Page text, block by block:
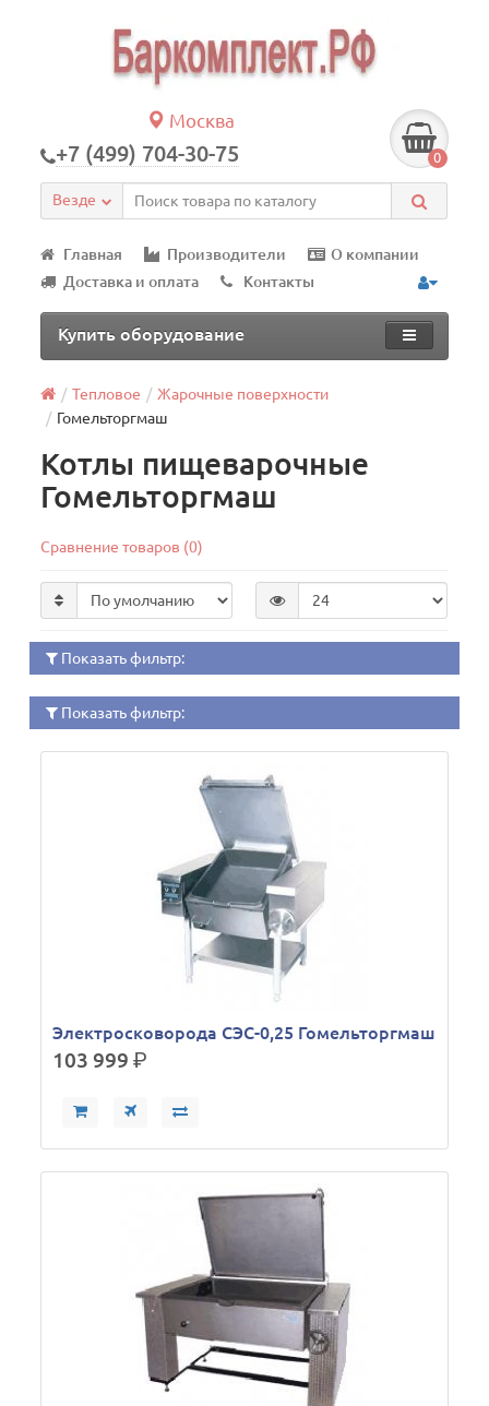
Москва
+7 (499) 704-30-75 0
Везде
Главная Производители
О компании
Доставка и оплата
Контакты
Купить оборудование
Тепловое
Жарочные поверхности
Гомельторгмаш
Котлы пищеварочные
Гомельторгмаш
Сравнение товаров (0)
Показать фильтр:
Показать фильтр:
Электросковорода СЭС-0,25 Гомельторгмаш
103 999р.